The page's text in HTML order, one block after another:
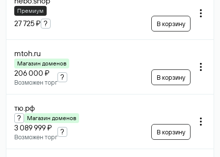
Премиум
27 725 ₽ ? В корзину
mtoh.ru
Магазин доменов
206 000 ₽
Возможен торг
? В корзину
тю.рф
? Магазин доменов
3 089 999 ₽
Возможен торг
? В корзину